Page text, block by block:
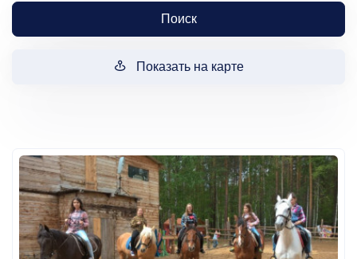
Поиск
Показать на карте